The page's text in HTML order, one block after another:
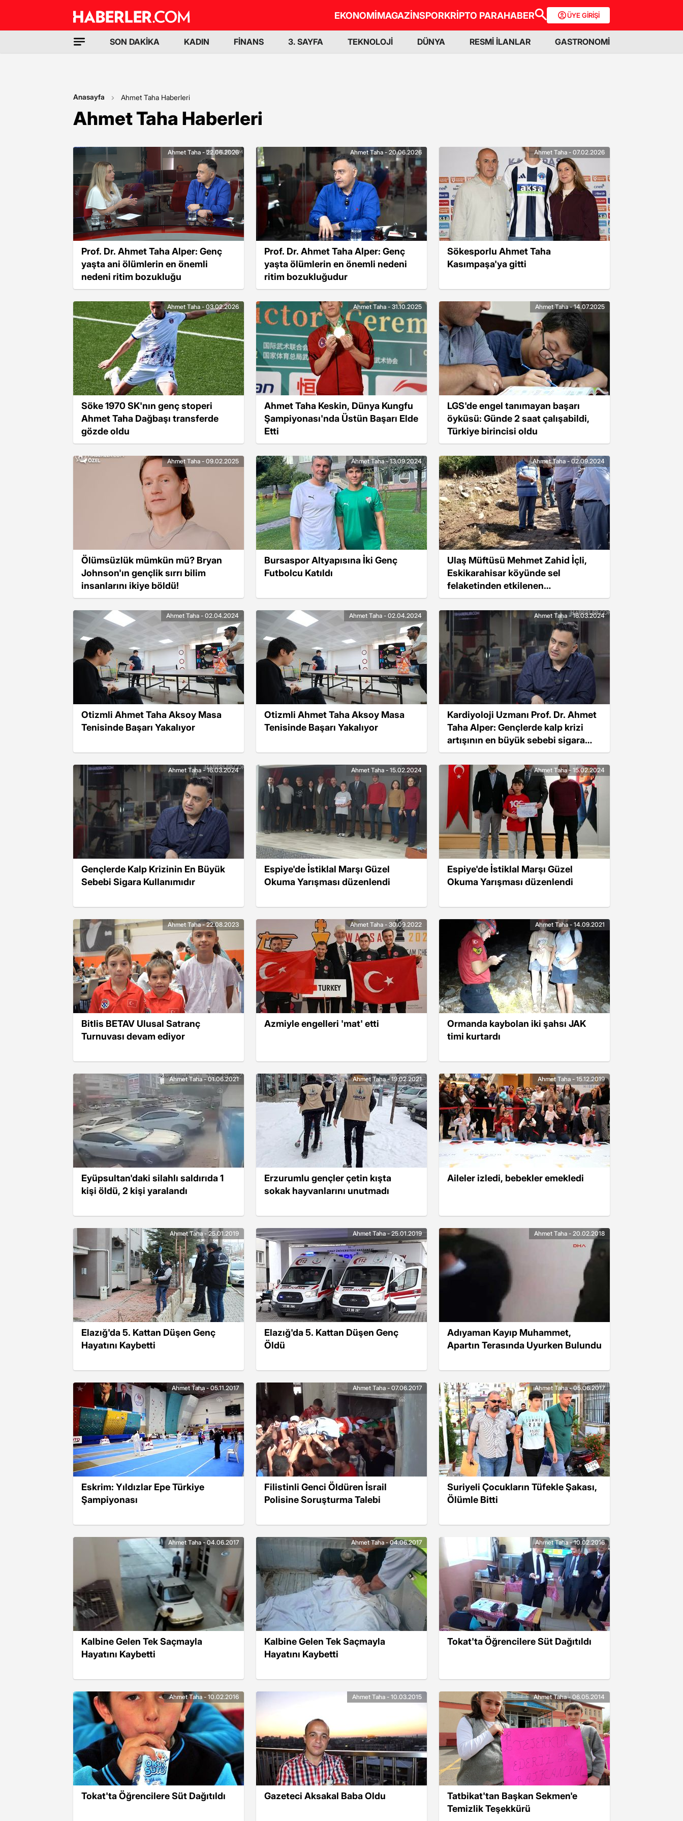
EKONOMİMAGAZİNSPORKRİPTO PARAHABER ÜYE GİRİŞİ
SON DAKİKA KADIN FİNANS 3. SAYFA TEKNOLOJİ DÜNYA RESMİ İLANLAR GASTRONOMİ
Anasayfa Ahmet Taha Haberleri
Ahmet Taha Haberleri
Prof. Dr. Ahmet Taha Alper: Genç
yaşta ani ölümlerin en önemli
nedeni ritim bozukluğu
Ahmet Taha - 22.06.2026
Prof. Dr. Ahmet Taha Alper: Genç
yaşta ölümlerin en önemli nedeni
ritim bozukluğudur
Ahmet Taha - 20.06.2026
Sökesporlu Ahmet Taha
Kasımpaşa'ya gitti
Ahmet Taha - 07.02.2026
Söke 1970 SK'nın genç stoperi
Ahmet Taha Dağbaşı transferde
gözde oldu
Ahmet Taha - 03.02.2026
Ahmet Taha Keskin, Dünya Kungfu
Şampiyonası'nda Üstün Başarı Elde
Etti
Ahmet Taha - 31.10.2025
LGS'de engel tanımayan başarı
öyküsü: Günde 2 saat çalışabildi,
Türkiye birincisi oldu
Ahmet Taha - 14.07.2025
Ölümsüzlük mümkün mü? Bryan
Johnson'ın gençlik sırrı bilim
insanlarını ikiye böldü!
Ahmet Taha - 09.02.2025
Bursaspor Altyapısına İki Genç
Futbolcu Katıldı
Ahmet Taha - 13.09.2024
Ulaş Müftüsü Mehmet Zahid İçli,
Eskikarahisar köyünde sel
felaketinden etkilenen
vatandaşlara ziyarette bulundu
Ahmet Taha - 02.09.2024
Otizmli Ahmet Taha Aksoy Masa
Tenisinde Başarı Yakalıyor
Ahmet Taha - 02.04.2024
Otizmli Ahmet Taha Aksoy Masa
Tenisinde Başarı Yakalıyor
Ahmet Taha - 02.04.2024
Kardiyoloji Uzmanı Prof. Dr. Ahmet
Taha Alper: Gençlerde kalp krizi
artışının en büyük sebebi sigara
kullanımı
Ahmet Taha - 16.03.2024
Gençlerde Kalp Krizinin En Büyük
Sebebi Sigara Kullanımıdır
Ahmet Taha - 16.03.2024
Espiye'de İstiklal Marşı Güzel
Okuma Yarışması düzenlendi
Ahmet Taha - 15.02.2024
Espiye'de İstiklal Marşı Güzel
Okuma Yarışması düzenlendi
Ahmet Taha - 15.02.2024
Bitlis BETAV Ulusal Satranç
Turnuvası devam ediyor
Ahmet Taha - 22.08.2023
Azmiyle engelleri 'mat' etti
Ahmet Taha - 30.09.2022
Ormanda kaybolan iki şahsı JAK
timi kurtardı
Ahmet Taha - 14.09.2021
Eyüpsultan'daki silahlı saldırıda 1
kişi öldü, 2 kişi yaralandı
Ahmet Taha - 01.06.2021
Erzurumlu gençler çetin kışta
sokak hayvanlarını unutmadı
Ahmet Taha - 19.02.2021
Aileler izledi, bebekler emekledi
Ahmet Taha - 15.12.2019
Elazığ'da 5. Kattan Düşen Genç
Hayatını Kaybetti
Ahmet Taha - 25.01.2019
Elazığ'da 5. Kattan Düşen Genç
Öldü
Ahmet Taha - 25.01.2019
Adıyaman Kayıp Muhammet,
Apartın Terasında Uyurken Bulundu
Ahmet Taha - 20.02.2018
Eskrim: Yıldızlar Epe Türkiye
Şampiyonası
Ahmet Taha - 05.11.2017
Filistinli Genci Öldüren İsrail
Polisine Soruşturma Talebi
Ahmet Taha - 07.06.2017
Suriyeli Çocukların Tüfekle Şakası,
Ölümle Bitti
Ahmet Taha - 05.06.2017
Kalbine Gelen Tek Saçmayla
Hayatını Kaybetti
Ahmet Taha - 04.06.2017
Kalbine Gelen Tek Saçmayla
Hayatını Kaybetti
Ahmet Taha - 04.06.2017
Tokat'ta Öğrencilere Süt Dağıtıldı
Ahmet Taha - 10.02.2016
Tokat'ta Öğrencilere Süt Dağıtıldı
Ahmet Taha - 10.02.2016
Gazeteci Aksakal Baba Oldu
Ahmet Taha - 10.03.2015
Tatbikat'tan Başkan Sekmen'e
Temizlik Teşekkürü
Ahmet Taha - 06.05.2014